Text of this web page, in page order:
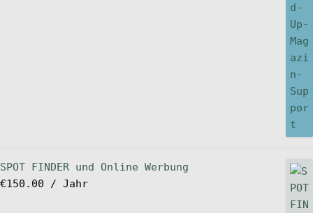
SPOT FINDER und Online Werbung
€150.00 / Jahr